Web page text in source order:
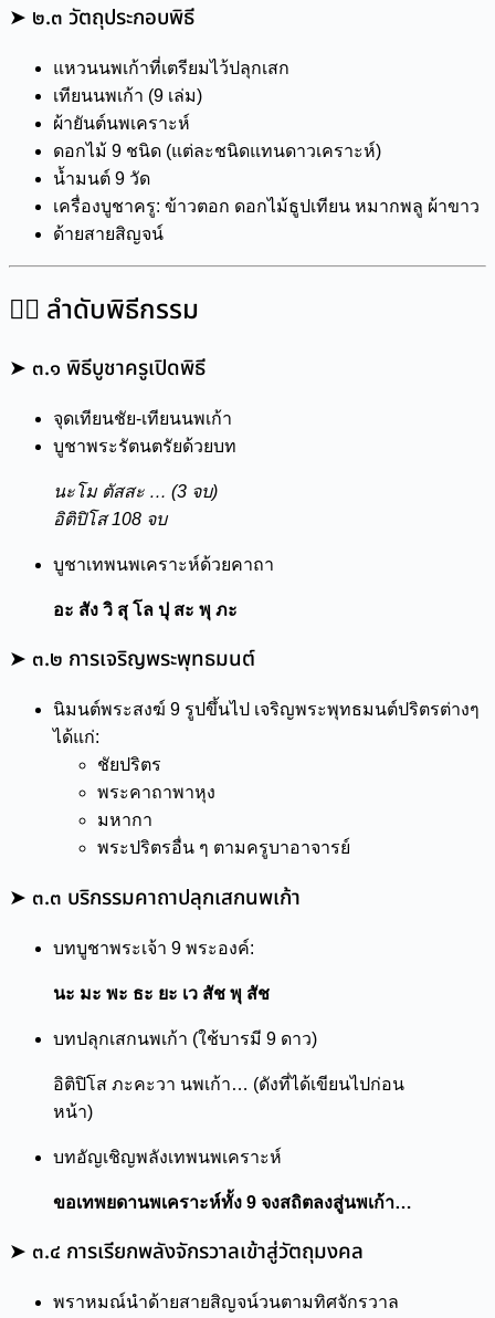
➤ ๒.๓ วัตถุประกอบพิธี
แหวนนพเก้าที่เตรียมไว้ปลุกเสก
เทียนนพเก้า (9 เล่ม)
ผ้ายันต์นพเคราะห์
ดอกไม้ 9 ชนิด (แต่ละชนิดแทนดาวเคราะห์)
น้ำมนต์ 9 วัด
เครื่องบูชาครู: ข้าวตอก ดอกไม้ธูปเทียน หมากพลู ผ้าขาว
ด้ายสายสิญจน์
๓️⃣ ลำดับพิธีกรรม
➤ ๓.๑ พิธีบูชาครูเปิดพิธี
จุดเทียนชัย-เทียนนพเก้า
บูชาพระรัตนตรัยด้วยบท
นะโม ตัสสะ … (3 จบ)
อิติปิโส 108 จบ
บูชาเทพนพเคราะห์ด้วยคาถา
อะ สัง วิ สุ โล ปุ สะ พุ ภะ
➤ ๓.๒ การเจริญพระพุทธมนต์
นิมนต์พระสงฆ์ 9 รูปขึ้นไป เจริญพระพุทธมนต์ปริตรต่างๆ
ได้แก่:
ชัยปริตร
พระคาถาพาหุง
มหากา
พระปริตรอื่น ๆ ตามครูบาอาจารย์
➤ ๓.๓ บริกรรมคาถาปลุกเสกนพเก้า
บทบูชาพระเจ้า 9 พระองค์:
นะ มะ พะ ธะ ยะ เว สัช พุ สัช
บทปลุกเสกนพเก้า (ใช้บารมี 9 ดาว)
อิติปิโส ภะคะวา นพเก้า… (ดังที่ได้เขียนไปก่อน
หน้า)
บทอัญเชิญพลังเทพนพเคราะห์
ขอเทพยดานพเคราะห์ทั้ง 9 จงสถิตลงสู่นพเก้า…
➤ ๓.๔ การเรียกพลังจักรวาลเข้าสู่วัตถุมงคล
พราหมณ์นำด้ายสายสิญจน์วนตามทิศจักรวาล